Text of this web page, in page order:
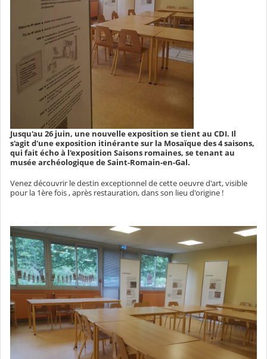
Jusqu'au 26 juin, une nouvelle exposition se tient au CDI. Il
s'agit d'une exposition itinérante sur la Mosaïque des 4 saisons,
qui fait écho à l'exposition Saisons romaines, se tenant au
musée archéologique de Saint-Romain-en-Gal.
Venez découvrir le destin exceptionnel de cette oeuvre d'art, visible
pour la 1ère fois , après restauration, dans son lieu d'origine !